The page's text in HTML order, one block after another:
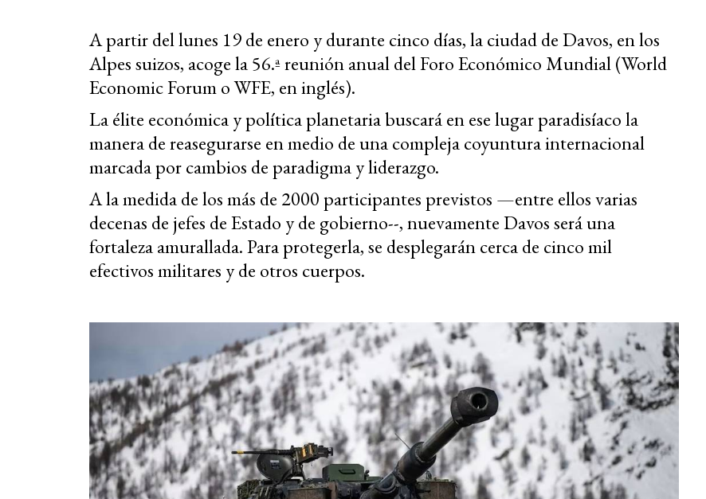
A partir del lunes 19 de enero y durante cinco días, la ciudad de Davos, en los
Alpes suizos, acoge la 56.ª reunión anual del Foro Económico Mundial (World
Economic Forum o WFE, en inglés).
La élite económica y política planetaria buscará en ese lugar paradisíaco la
manera de reasegurarse en medio de una compleja coyuntura internacional
marcada por cambios de paradigma y liderazgo.
A la medida de los más de 2000 participantes previstos —entre ellos varias
decenas de jefes de Estado y de gobierno--, nuevamente Davos será una
fortaleza amurallada. Para protegerla, se desplegarán cerca de cinco mil
efectivos militares y de otros cuerpos.